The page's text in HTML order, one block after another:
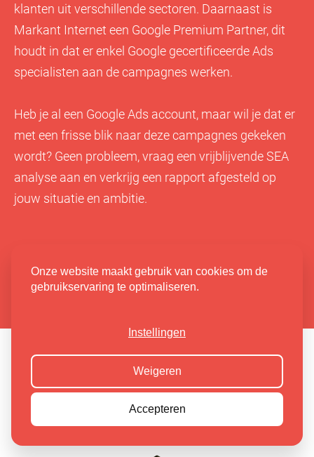
klanten uit verschillende sectoren. Daarnaast is
Markant Internet een Google Premium Partner, dit
houdt in dat er enkel Google gecertificeerde Ads
specialisten aan de campagnes werken.
Heb je al een Google Ads account, maar wil je dat er
met een frisse blik naar deze campagnes gekeken
wordt? Geen probleem, vraag een vrijblijvende SEA
analyse aan en verkrijg een rapport afgesteld op
jouw situatie en ambitie.
Onze website maakt gebruik van cookies om de
gebruikservaring te optimaliseren.
Instellingen
Weigeren
Accepteren